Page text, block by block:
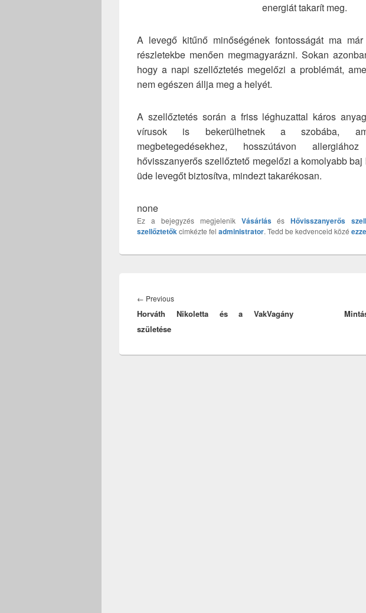
energiát takarít meg.
A levegő kitűnő minőségének fontosságát ma
részletekbe menően megmagyarázni. Sokan
hogy a napi szellőztetés megelőzi a problémát,
nem egészen állja meg a helyét.
A szellőztetés során a friss léghuzattal káros
vírusok is bekerülhetnek a szobába,
megbetegedésekhez, hosszútávon
hővisszanyerős szellőztető megelőzi a komolyabb
üde levegőt biztosítva, mindezt takarékosan.
none
Ez a bejegyzés megjelenik VásárlásésHővisszanyerős
szellőztetőkcimkézte fel administrator. Tedd be kedvenceid közé
navigáció
← PreviousPrevious
post:
Horváth Nikoletta és a VakVagány
születése